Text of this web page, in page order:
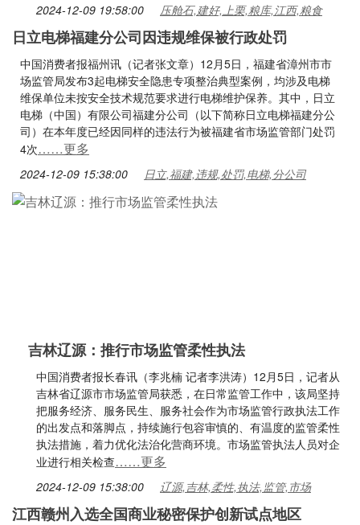
2024-12-09 19:58:00 压舱石,建好,上栗,粮库,江西,粮食
日立电梯福建分公司因违规维保被行政处罚
中国消费者报福州讯（记者张文章）12月5日，福建省漳州市市
场监管局发布3起电梯安全隐患专项整治典型案例，均涉及电梯
维保单位未按安全技术规范要求进行电梯维护保养。其中，日立
电梯（中国）有限公司福建分公司（以下简称日立电梯福建分公
司）在本年度已经因同样的违法行为被福建省市场监管部门处罚
4次……更多
2024-12-09 15:38:00 日立,福建,违规,处罚,电梯,分公司
吉林辽源：推行市场监管柔性执法
中国消费者报长春讯（李兆楠 记者李洪涛）12月5日，记者从
吉林省辽源市市场监管局获悉，在日常监管工作中，该局坚持
把服务经济、服务民生、服务社会作为市场监管行政执法工作
的出发点和落脚点，持续施行包容审慎的、有温度的监管柔性
执法措施，着力优化法治化营商环境。市场监管执法人员对企
业进行相关检查……更多
2024-12-09 15:38:00 辽源,吉林,柔性,执法,监管,市场
江西赣州入选全国商业秘密保护创新试点地区